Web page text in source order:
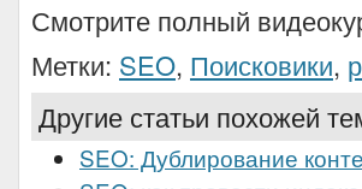
Смотрите полный
Метки: SEO, Поисковики,
Другие статьи похожей
SEO: Дублирование